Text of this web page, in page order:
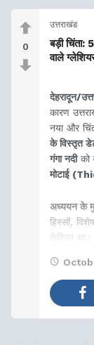
0
उत्तराखंड
बड़ी चिंता:
वाले
देहरादून/
कारण
नया और
के विस्तृत
गंगा नदीको
मोटाई
अध्ययन के
हिस्सों,
केंद्रित